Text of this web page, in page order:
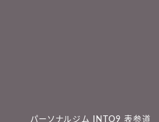
パーソナルジム INTO9 表参道